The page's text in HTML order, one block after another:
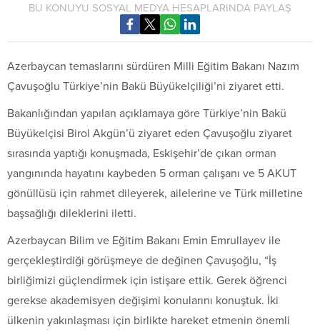
BU KONUYU SOSYAL MEDYA HESAPLARINDA PAYLAŞ
Azerbaycan temaslarını sürdüren Milli Eğitim Bakanı Nazım
Çavuşoğlu Türkiye’nin Bakü Büyükelçiliği’ni ziyaret etti.
Bakanlığından yapılan açıklamaya göre Türkiye’nin Bakü
Büyükelçisi Birol Akgün’ü ziyaret eden Çavuşoğlu ziyaret
sırasında yaptığı konuşmada, Eskişehir’de çıkan orman
yangınında hayatını kaybeden 5 orman çalışanı ve 5 AKUT
gönüllüsü için rahmet dileyerek, ailelerine ve Türk milletine
başsağlığı dileklerini iletti.
Azerbaycan Bilim ve Eğitim Bakanı Emin Emrullayev ile
gerçekleştirdiği görüşmeye de değinen Çavuşoğlu, “İş
birliğimizi güçlendirmek için istişare ettik. Gerek öğrenci
gerekse akademisyen değişimi konularını konuştuk. İki
ülkenin yakınlaşması için birlikte hareket etmenin önemli